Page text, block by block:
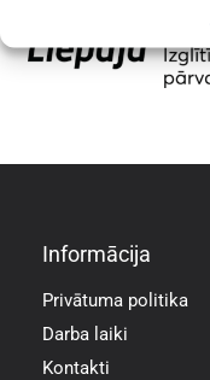
Informācija
Privātuma politika
Darba laiki
Kontakti